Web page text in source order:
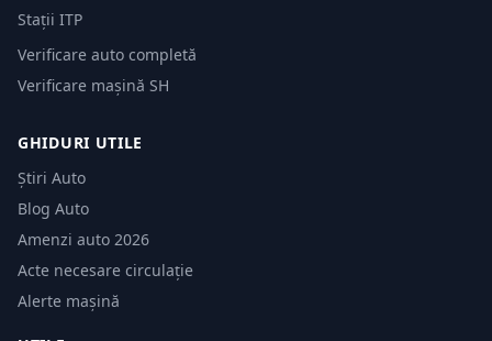
Stații ITP
Verificare auto completă
Verificare mașină SH
GHIDURI UTILE
Știri Auto
Blog Auto
Amenzi auto 2026
Acte necesare circulație
Alerte mașină